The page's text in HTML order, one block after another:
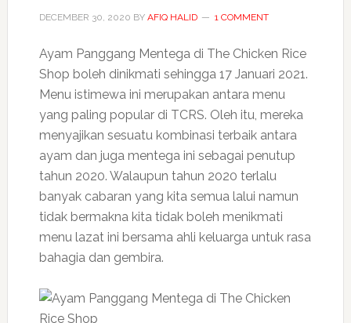
DECEMBER 30, 2020 BY AFIQ HALID 1 COMMENT
Ayam Panggang Mentega di The Chicken Rice
Shop boleh dinikmati sehingga 17 Januari 2021.
Menu istimewa ini merupakan antara menu
yang paling popular di TCRS. Oleh itu, mereka
menyajikan sesuatu kombinasi terbaik antara
ayam dan juga mentega ini sebagai penutup
tahun 2020. Walaupun tahun 2020 terlalu
banyak cabaran yang kita semua lalui namun
tidak bermakna kita tidak boleh menikmati
menu lazat ini bersama ahli keluarga untuk rasa
bahagia dan gembira.